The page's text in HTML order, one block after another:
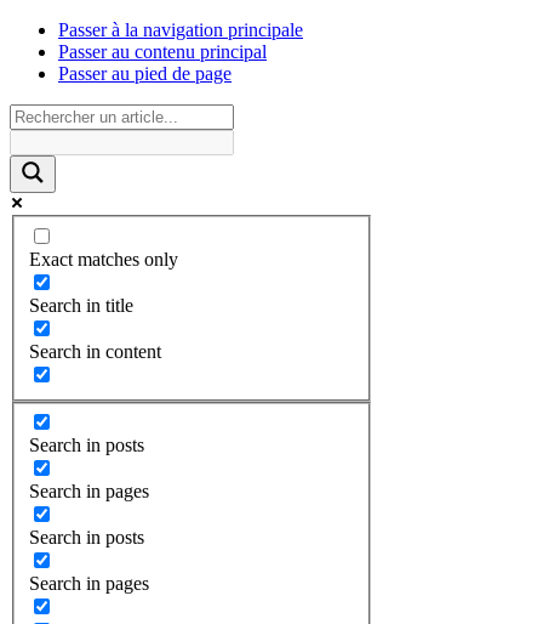
Passer à la navigation principale
Passer au contenu principal
Passer au pied de page
Exact matches only
Search in title
Search in content
Search in posts
Search in pages
Search in posts
Search in pages